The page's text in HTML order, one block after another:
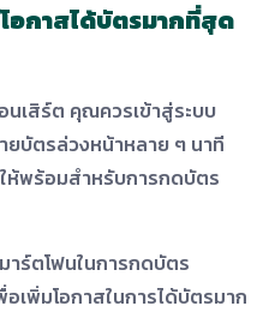
อกาสได้บัตรมากที่สุด
นเสิร์ต คุณควรเข้าสู่ระบบ
ยบัตรล่วงหน้าหลาย ๆ นาที
ห้พร้อมสำหรับการกดบัตร
าร์ตโฟนในการกดบัตร
อเพิ่มโอกาสในการได้บัตรมาก